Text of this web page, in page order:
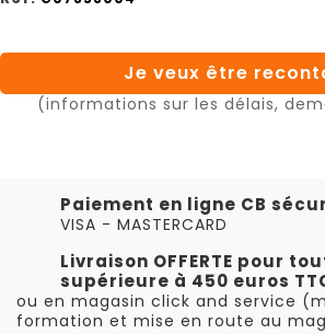
Je veux être
(informations sur les délais,
Paiement en ligne CB
VISA - MASTERCARD
Livraison OFFERTE pour
supérieure à 450 euros
ou en magasin click and service
formation et mise en route au